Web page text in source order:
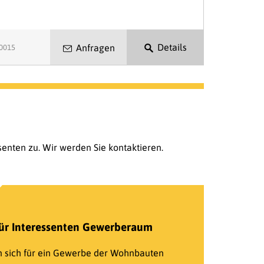
Anfragen Details
zu. Wir werden Sie kontaktieren.
Interessenten Gewerberaum
sich für ein Gewerbe der Wohnbauten